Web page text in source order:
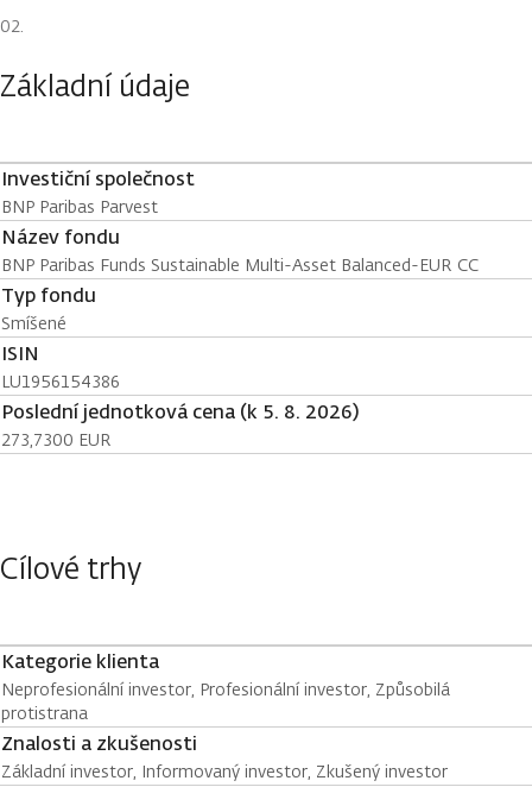
Základní údaje
Investiční společnost
BNP Paribas Parvest
Název fondu
BNP Paribas Funds Sustainable Multi-Asset Balanced-EUR CC
Typ fondu
Smíšené
ISIN
LU1956154386
Poslední jednotková cena (k 5. 8. 2026)
273,7300 EUR
Cílové trhy
Kategorie klienta
Neprofesionální investor, Profesionální investor, Způsobilá
protistrana
Znalosti a zkušenosti
Základní investor, Informovaný investor, Zkušený investor